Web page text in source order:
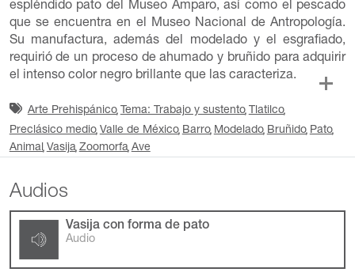
espléndido pato del Museo Amparo, así como el pescado
que se encuentra en el Museo Nacional de Antropología.
Su manufactura, además del modelado y el esgrafiado,
requirió de un proceso de ahumado y bruñido para adquirir
el intenso color negro brillante que las caracteriza.
Arte Prehispánico Tema: Trabajo y sustento Tlatilco
Preclásico medio Valle de México Barro Modelado Bruñido Pato
Animal Vasija Zoomorfa Ave
Audios
Vasija con forma de pato
Audio